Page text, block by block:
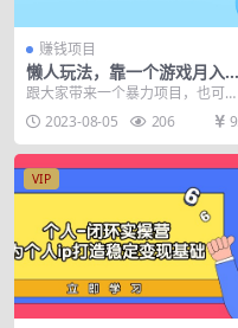
赚钱项目
懒人玩法，靠一个游戏月入过
万，抖音游戏偏门玩法，小白
也能轻松上手
跟大家带来一个暴力项目，也可以
说是懒人玩法，也不需要用到一些
搬运软件，视频熟练两...
2023-08-05 206
VIP